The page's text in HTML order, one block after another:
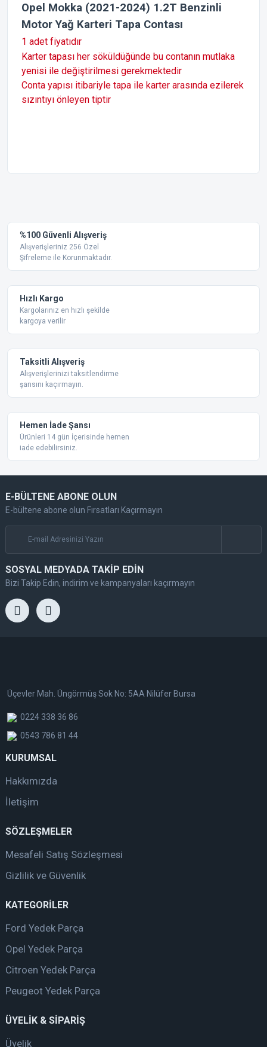
Opel Mokka (2021-2024) 1.2T Benzinli
Motor Yağ Karteri Tapa Contası
1 adet fiyatıdır
Karter tapası her söküldüğünde bu contanın mutlaka
yenisi ile değiştirilmesi gerekmektedir
Conta yapısı itibariyle tapa ile karter arasında ezilerek
sızıntıyı önleyen tiptir
Ürün resmi kalitesiz, bozuk veya görüntülenemiyor.
Ürün açıklamasında eksik bilgiler bulunuyor.
Bu ürüne benzer farklı alternatifler olmalı.
%100 Güvenli Alışveriş
Alışverişleriniz 256 Özel
Şifreleme ile Korunmaktadır.
Hızlı Kargo
Kargolarınız en hızlı şekilde
kargoya verilir
Taksitli Alışveriş
Alışverişlerinizi taksitlendirme
şansını kaçırmayın.
Hemen İade Şansı
Ürünleri 14 gün İçerisinde hemen
iade edebilirsiniz.
E-BÜLTENE ABONE OLUN
E-bültene abone olun Fırsatları Kaçırmayın
SOSYAL MEDYADA TAKİP EDİN
Bizi Takip Edin, indirim ve kampanyaları kaçırmayın
Üçevler Mah. Üngörmüş Sok No: 5AA Nilüfer Bursa
0224 338 36 86
0543 786 81 44
KURUMSAL
Hakkımızda
İletişim
SÖZLEŞMELER
Mesafeli Satış Sözleşmesi
Gizlilik ve Güvenlik
KATEGORİLER
Ford Yedek Parça
Opel Yedek Parça
Citroen Yedek Parça
Peugeot Yedek Parça
ÜYELİK & SİPARİŞ
Üyelik